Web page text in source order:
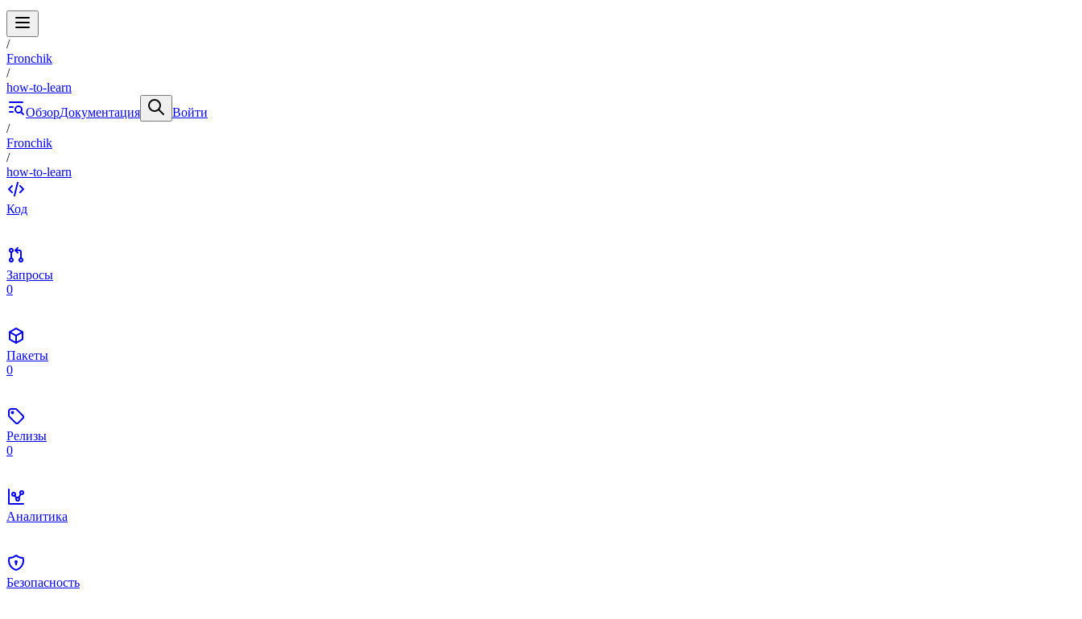
/
Fronchik
/
how-to-learn
ОбзорДокументация
Войти
/
Fronchik
/
how-to-learn
Код
Запросы
0
Пакеты
0
Релизы
0
Аналитика
Безопасность